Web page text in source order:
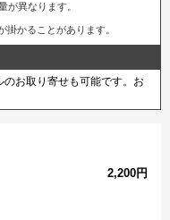
が異なります。
掛かることがあります。
お取り寄せも可能です。お
2,200円